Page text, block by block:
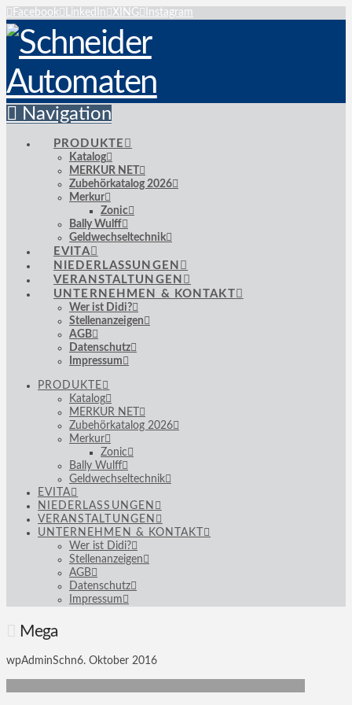
Facebook LinkedIn XING Instagram
Navigation
PRODUKTE
Katalog
MERKUR NET
Zubehörkatalog 2026
Merkur
Zonic
Bally Wulff
Geldwechseltechnik
EVITA
NIEDERLASSUNGEN
VERANSTALTUNGEN
UNTERNEHMEN & KONTAKT
Wer ist Didi?
Stellenanzeigen
AGB
Datenschutz
Impressum
PRODUKTE
Katalog
MERKUR NET
Zubehörkatalog 2026
Merkur
Zonic
Bally Wulff
Geldwechseltechnik
EVITA
NIEDERLASSUNGEN
VERANSTALTUNGEN
UNTERNEHMEN & KONTAKT
Wer ist Didi?
Stellenanzeigen
AGB
Datenschutz
Impressum
Mega
wpAdminSchn6. Oktober 2016